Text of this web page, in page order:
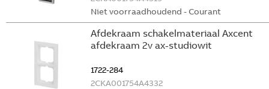
Niet voorraadhoudend - Courant
Afdekraam schakelmateriaal Axcent
afdekraam 2v ax-studiowit
1722-284
2CKA001754A4332